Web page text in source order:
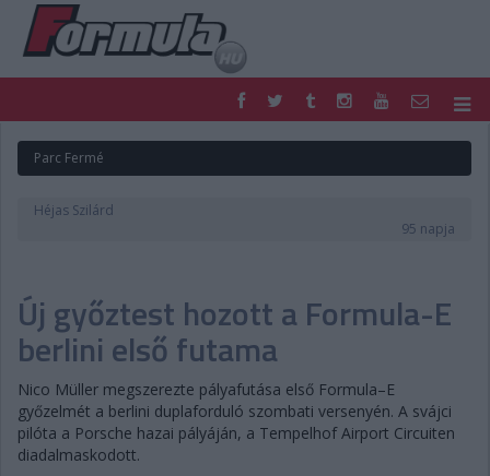
FORMULA
MOTOR
NEMZETKÖZI
DIGITÁLIS MAGAZIN
PONTÁLLÁSOK
VERSENYNAPTÁRAK
Parc Fermé
Héjas Szilárd
95 napja
Új győztest hozott a Formula-E
berlini első futama
Nico Müller megszerezte pályafutása első Formula–E
győzelmét a berlini duplaforduló szombati versenyén. A svájci
pilóta a Porsche hazai pályáján, a Tempelhof Airport Circuiten
diadalmaskodott.